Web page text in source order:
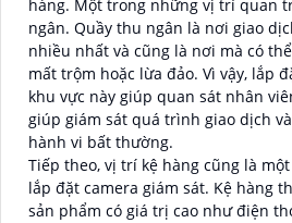
hàng. Một trong những vị trí quan
ngân. Quầy thu ngân là nơi giao
nhiều nhất và cũng là nơi mà có
mất trộm hoặc lừa đảo. Vì vậy, lắp
khu vực này giúp quan sát nhân
giúp giám sát quá trình giao dịch
hành vi bất thường.
Tiếp theo, vị trí kệ hàng cũng là
lắp đặt camera giám sát. Kệ hàng
sản phẩm có giá trị cao như điện